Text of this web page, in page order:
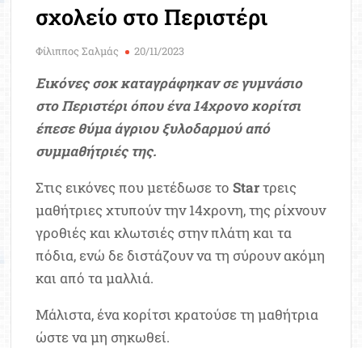
σχολείο στο Περιστέρι
Φίλιππος Σαλμάς 20/11/2023
Εικόνες σοκ καταγράφηκαν σε γυμνάσιο
στο Περιστέρι όπου ένα 14χρονο κορίτσι
έπεσε θύμα άγριου ξυλοδαρμού από
συμμαθήτριές της.
Στις εικόνες που μετέδωσε το Starτρεις
μαθήτριες χτυπούν την 14χρονη, της ρίχνουν
γροθιές και κλωτσιές στην πλάτη και τα
πόδια, ενώ δε διστάζουν να τη σύρουν ακόμη
και από τα μαλλιά.
Μάλιστα, ένα κορίτσι κρατούσε τη μαθήτρια
ώστε να μη σηκωθεί.